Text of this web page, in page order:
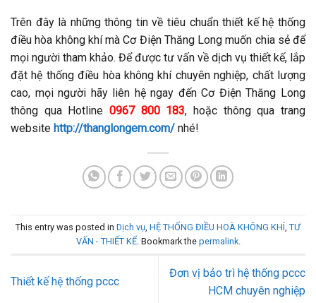
Trên đây là những thông tin về tiêu chuẩn thiết kế hệ thống
điều hòa không khí mà Cơ Điện Thăng Long muốn chia sẻ để
mọi người tham khảo. Để được tư vấn về dịch vụ thiết kế, lắp
đặt hệ thống điều hòa không khí chuyên nghiệp, chất lượng
cao, mọi người hãy liên hệ ngay đến Cơ Điện Thăng Long
thông qua Hotline 0967 800 183, hoặc thông qua trang
website http://thanglongem.com/ nhé!
This entry was posted in Dịch vụ HỆ THỐNG ĐIỀU HOÀ KHÔNG KHÍ TƯ
VẤN - THIẾT KẾ. Bookmark the permalink.
Thiết kế hệ thống pccc
Đơn vị bảo trì hệ thống pccc
HCM chuyên nghiệp